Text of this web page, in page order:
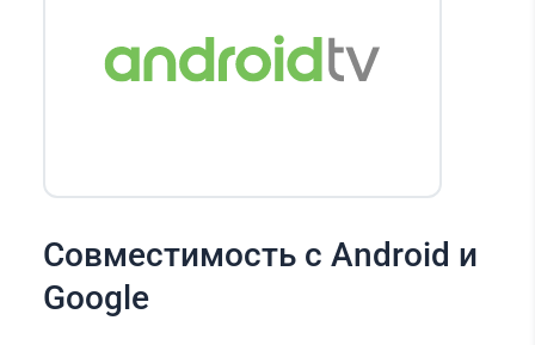
Совместимость с Android и
Google